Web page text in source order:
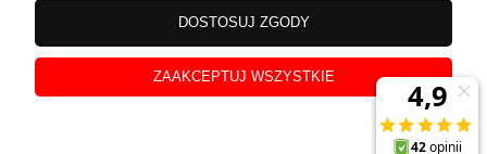
INSTRUKCJE
O NAS
DOSTOSUJ ZGODY
ZAAKCEPTUJ WSZYSTKIE